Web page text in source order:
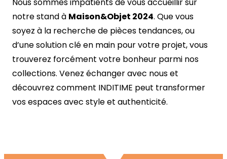
notre stand à Maison&Objet 2024. Que vous
soyez à la recherche de pièces tendances, ou
d’une solution clé en main pour votre projet, vous
trouverez forcément votre bonheur parmi nos
collections. Venez échanger avec nous et
découvrez comment INDITIME peut transformer
vos espaces avec style et authenticité.